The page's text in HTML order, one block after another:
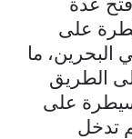
على
البحرين، ما
الطريق
على
تدخل